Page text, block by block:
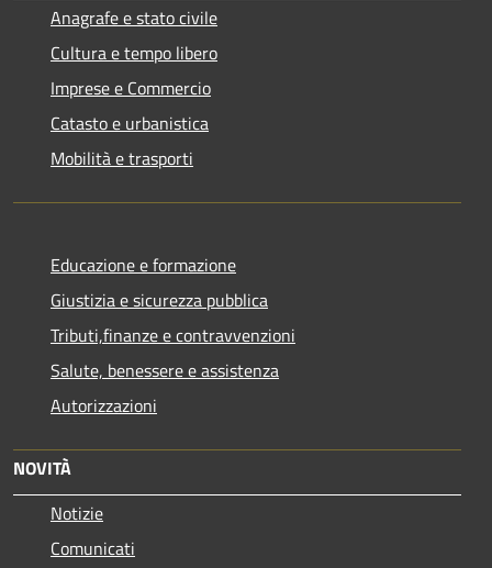
Anagrafe e stato civile
Cultura e tempo libero
Imprese e Commercio
Catasto e urbanistica
Mobilità e trasporti
Educazione e formazione
Giustizia e sicurezza pubblica
Tributi,finanze e contravvenzioni
Salute, benessere e assistenza
Autorizzazioni
NOVITÀ
Notizie
Comunicati